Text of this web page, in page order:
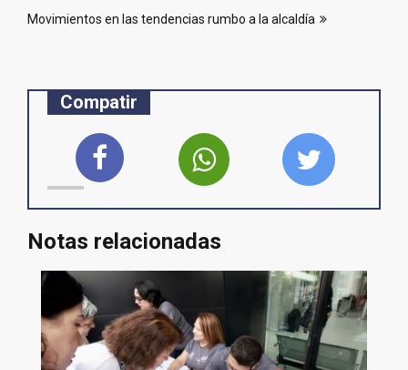
entradas
Movimientos en las tendencias rumbo a la alcaldía
Compatir
Notas relacionadas